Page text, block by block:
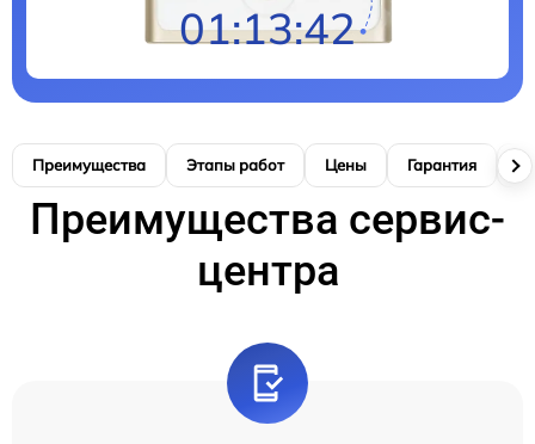
01:13:41
Преимущества Этапы работ Цены Гарантия
Преимущества сервис-
центра